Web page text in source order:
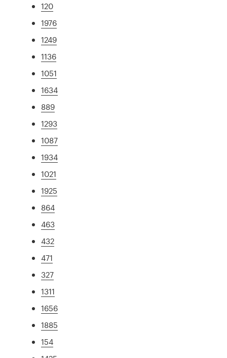
120
1976
1249
1136
1051
1634
889
1293
1087
1934
1021
1925
864
463
432
471
327
1311
1656
1885
154